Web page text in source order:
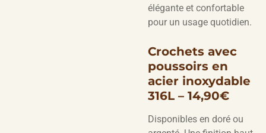
élégante et confortable
pour un usage quotidien.
Crochets avec
poussoirs en
acier inoxydable
316L – 14,90€
Disponibles en doré ou